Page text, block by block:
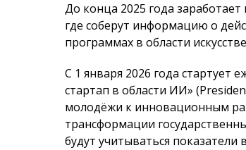
До конца 2025 года
где соберут информацию о
программах в области
С 1 января 2026 года стартует
стартап в области ИИ»
молодёжи к инновационным
трансформации
будут учитываться